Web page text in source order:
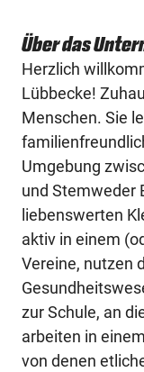
Über das
Herzlich
Lübbecke!
Menschen. Sie
Umgebung
und Stemweder
liebenswerten
aktiv in einem
Vereine, nutzen
zur Schule, an
arbeiten in
von denen